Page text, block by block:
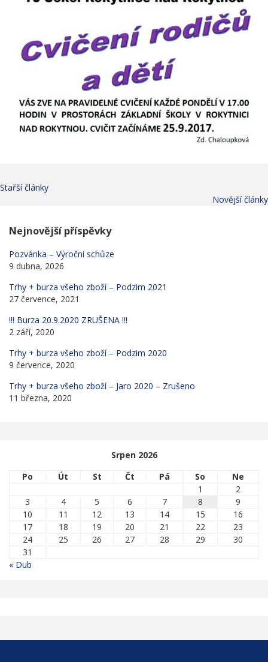
Stařší články
Novější články
Nejnovější příspěvky
Pozvánka – Výroční schůze
9 dubna, 2026
Trhy + burza všeho zboží – Podzim 2021
27 července, 2021
!!! Burza 20.9.2020 ZRUŠENA !!!
2 září, 2020
Trhy + burza všeho zboží – Podzim 2020
9 července, 2020
Trhy + burza všeho zboží – Jaro 2020 – Zrušeno
11 března, 2020
Srpen 2026
Po
Út St Čt Pá So
Ne
1
2
3
4 5 6 7 8
9
10
11 12 13 14 15
16
17
18 19 20 21 22
23
24
25 26 27 28 29
30
31
« Dub